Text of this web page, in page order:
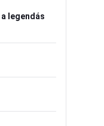
legendás